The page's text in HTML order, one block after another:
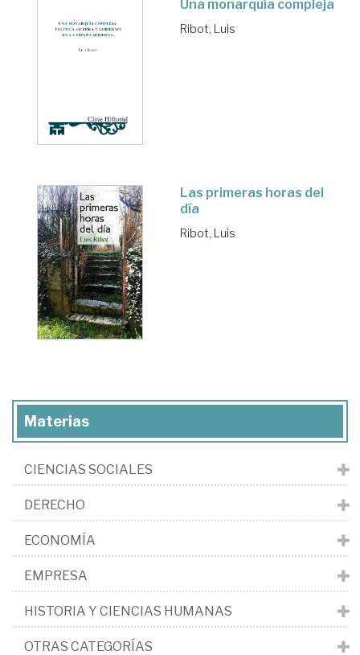
Una monarquía compleja
Ribot, Luis
Las primeras horas del
día
Ribot, Luis
Materias
CIENCIAS SOCIALES
DERECHO
ECONOMÍA
EMPRESA
HISTORIA Y CIENCIAS HUMANAS
OTRAS CATEGORÍAS